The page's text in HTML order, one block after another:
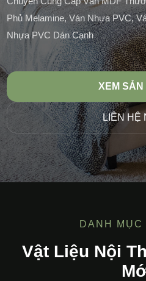
Phủ Melamine, Ván Nhựa PVC,
Nhựa PVC Dán Cạnh
XEM SẢN
LIÊN HỆ
DANH MỤC
Vật Liệu Nội